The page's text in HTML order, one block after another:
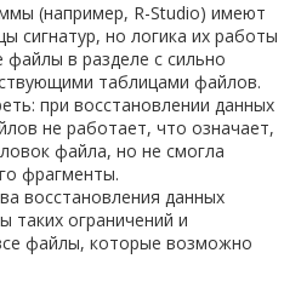
(например, R-Studio) имеют
сигнатур, но логика их работы
файлы в разделе с сильно
таблицами файлов.
при восстановлении данных
не работает, что означает,
файла, но не смогла
фрагменты.
восстановления данных
таких ограничений и
файлы, которые возможно